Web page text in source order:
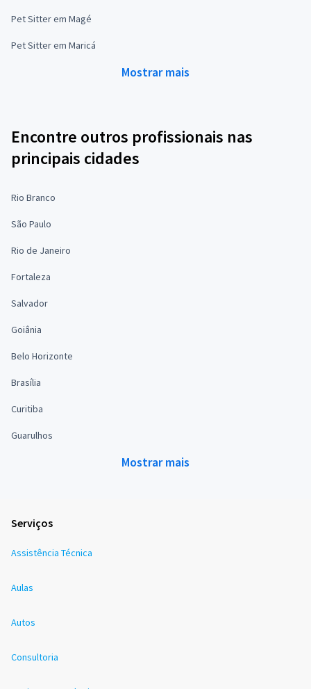
Pet Sitter em Magé
Pet Sitter em Maricá
Mostrar mais
Encontre outros profissionais nas
principais cidades
Rio Branco
São Paulo
Rio de Janeiro
Fortaleza
Salvador
Goiânia
Belo Horizonte
Brasília
Curitiba
Guarulhos
Mostrar mais
Serviços
Assistência Técnica
Aulas
Autos
Consultoria